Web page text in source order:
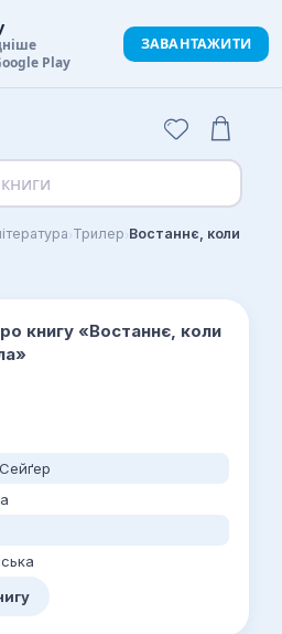
›Трилер›Востаннє, коли я
книгу «Востаннє, коли
Play
ЗАВАНТАЖИТИ